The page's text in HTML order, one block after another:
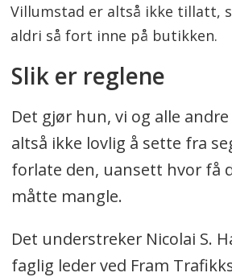
Villumstad er altså ikke tillatt,
aldri så fort inne på butikken.
Slik er reglene
Det gjør hun, vi og alle
altså ikke lovlig å sette fra
forlate den, uansett hvor få
måtte mangle.
Det understreker Nicolai S.
faglig leder ved Fram